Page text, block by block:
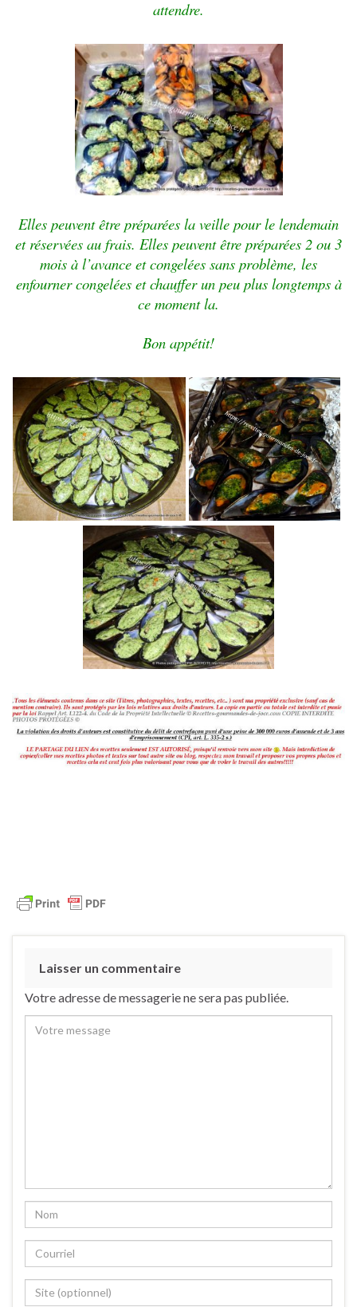
attendre.
Elles peuvent être préparées la veille pour le lendemain
et réservées au frais. Elles peuvent être préparées 2 ou 3
mois à l’avance et congelées sans problème, les
enfourner congelées et chauffer un peu plus longtemps à
ce moment la.
Bon appétit!
Laisser un commentaire
Votre adresse de messagerie ne sera pas publiée.